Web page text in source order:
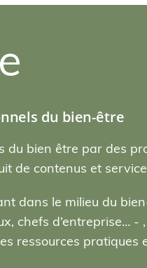
du bien-être
bien être par des
de contenus et
dans le milieu du
chefs d’entreprise… -
ressources pratiques